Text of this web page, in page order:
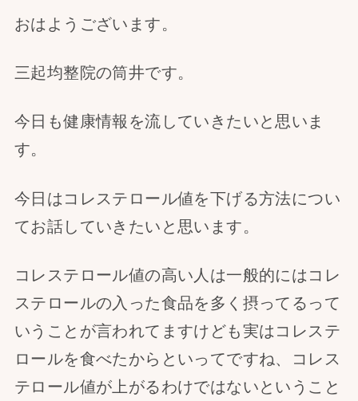
おはようございます。
三起均整院の筒井です。
今日も健康情報を流していきたいと思いま
す。
今日はコレステロール値を下げる方法につい
てお話していきたいと思います。
コレステロール値の高い人は一般的にはコレ
ステロールの入った食品を多く摂ってるって
いうことが言われてますけども実はコレステ
ロールを食べたからといってですね、コレス
テロール値が上がるわけではないということ